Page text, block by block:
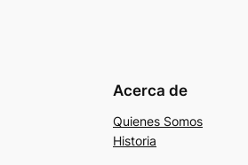
Acerca de
Quienes Somos
Historia